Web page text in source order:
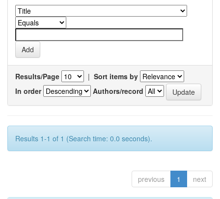
Results/Page | Sort items by
In order
Authors/record
Results 1-1 of 1 (Search time: 0.0 seconds).
previous 1 next